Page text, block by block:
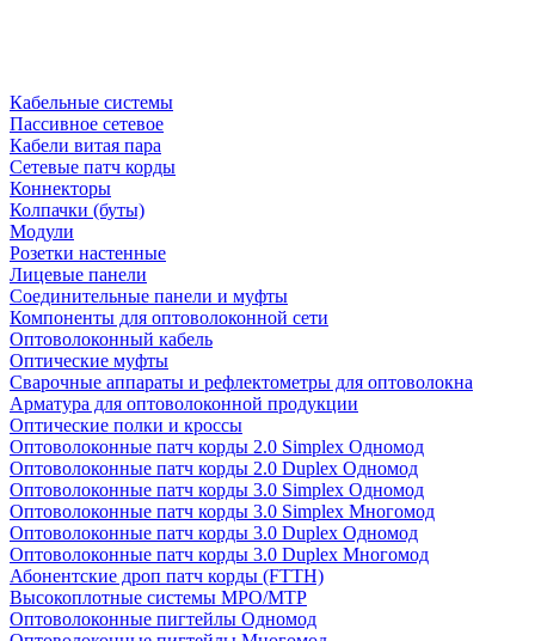
Кабельные системы
Пассивное сетевое
Кабели витая пара
Сетевые патч корды
Коннекторы
Колпачки (буты)
Модули
Розетки настенные
Лицевые панели
Соединительные панели и муфты
Компоненты для оптоволоконной сети
Оптоволоконный кабель
Оптические муфты
Сварочные аппараты и рефлектометры для оптоволокна
Арматура для оптоволоконной продукции
Оптические полки и кроссы
Оптоволоконные патч корды 2.0 Simplex Одномод
Оптоволоконные патч корды 2.0 Duplex Одномод
Оптоволоконные патч корды 3.0 Simplex Одномод
Оптоволоконные патч корды 3.0 Simplex Многомод
Оптоволоконные патч корды 3.0 Duplex Одномод
Оптоволоконные патч корды 3.0 Duplex Многомод
Абонентские дроп патч корды (FTTH)
Высокоплотные системы MPO/MTP
Оптоволоконные пигтейлы Одномод